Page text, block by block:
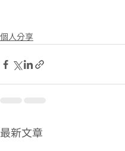
個人分享
最新文章